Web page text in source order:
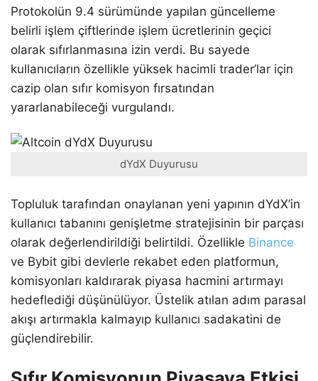
Protokolün 9.4 sürümünde yapılan güncelleme
belirli işlem çiftlerinde işlem ücretlerinin geçici
olarak sıfırlanmasına izin verdi. Bu sayede
kullanıcıların özellikle yüksek hacimli trader’lar için
cazip olan sıfır komisyon fırsatından
yararlanabileceği vurgulandı.
dYdX Duyurusu
Topluluk tarafından onaylanan yeni yapının dYdX’in
kullanıcı tabanını genişletme stratejisinin bir parçası
olarak değerlendirildiği belirtildi. Özellikle Binance
ve Bybit gibi devlerle rekabet eden platformun,
komisyonları kaldırarak piyasa hacmini artırmayı
hedeflediği düşünülüyor. Üstelik atılan adım parasal
akışı artırmakla kalmayıp kullanıcı sadakatini de
güçlendirebilir.